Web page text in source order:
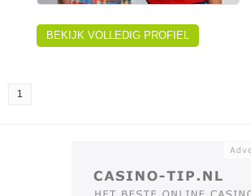
BEKIJK VOLLEDIG PROFIEL
1